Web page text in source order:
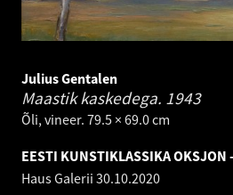
Julius Gentalen
Maastik kaskedega. 1943
Õli, vineer. 79.5 × 69.0 cm
EESTI KUNSTIKLASSIKA OKSJON
Haus Galerii 30.10.2020